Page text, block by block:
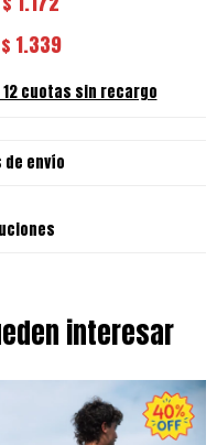
$ 1.339
cuotas sin recargo
envío
interesar